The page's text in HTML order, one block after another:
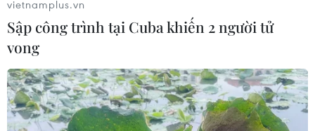
Chiến dịch 500 ngày đêm:
Lặng thầm viết tiếp hành
trình trở về của các liệt sỹ
07/08/2026 03:04
Lào Cai khẩn trương tìm
mưa lũ
07/08/2026 03:04
vietnamplus.vn
Sập công trình tại Cuba khiến 2 người tử
vong